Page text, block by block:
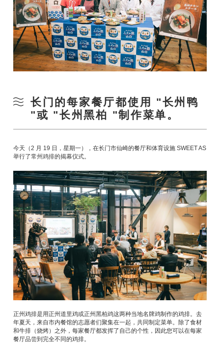
长门的每家餐厅都使用 "长州鸭
"或 "长州黑柏 "制作菜单。
今天（2 月 19 日，星期一），在长门市仙崎的餐厅和体育设施 SWEET AS
举行了常州鸡排的揭幕仪式。
正州鸡排是用正州道里鸡或正州黑柏鸡这两种当地名牌鸡制作的鸡排。去
年夏天，来自市内餐馆的志愿者们聚集在一起，共同制定菜单。除了食材
和牛排（烧烤）之外，每家餐厅都发挥了自己的个性，因此您可以在每家
餐厅品尝到完全不同的鸡排。